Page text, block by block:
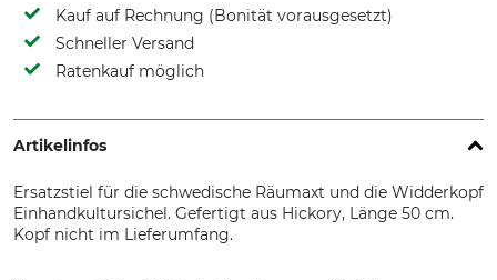
Kauf auf Rechnung (Bonität vorausgesetzt)
Schneller Versand
Ratenkauf möglich
Artikelinfos
Ersatzstiel für die schwedische Räumaxt und die Widderkopf
Einhandkultursichel. Gefertigt aus Hickory, Länge 50 cm.
Kopf nicht im Lieferumfang.